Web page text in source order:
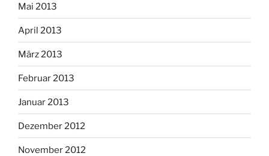
Mai 2013
April 2013
März 2013
Februar 2013
Januar 2013
Dezember 2012
November 2012